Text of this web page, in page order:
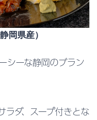
岡県産）
シーな静岡のブラン
ダ、スープ付きとな